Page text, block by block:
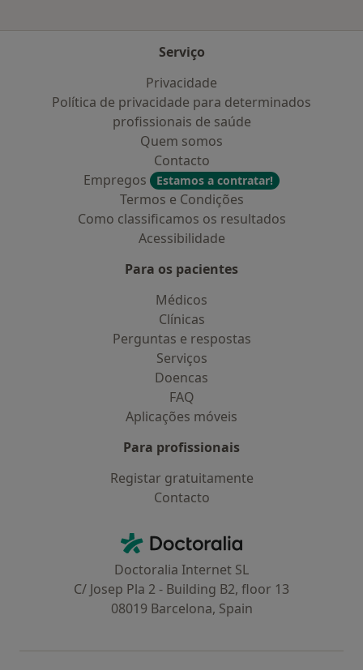
Serviço
Privacidade
Política de privacidade para determinados
profissionais de saúde
Quem somos
Contacto
Empregos
Estamos a contratar!
Termos e Condições
Como classificamos os resultados
Acessibilidade
Para os pacientes
Médicos
Clínicas
Perguntas e respostas
Serviços
Doencas
FAQ
Aplicações móveis
Para profissionais
Registar gratuitamente
Contacto
Doctoralia - Homepage
Doctoralia Internet SL
C/ Josep Pla 2 - Building B2, floor 13
08019 Barcelona, Spain